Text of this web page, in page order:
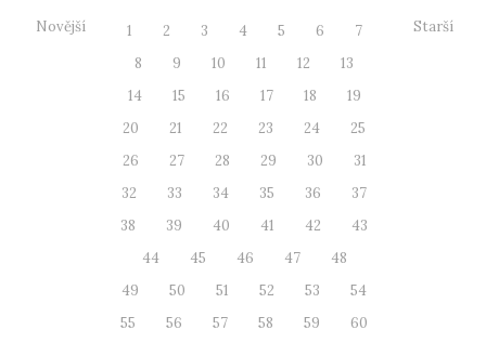
Novější 1 2 3 4 5 6
7
8
9 10 11 12
13
14
15 16 17 18
19
20
21 22 23 24
25
26
27 28 29 30
31
32
33 34 35 36
37
38
39 40 41 42
43
44
45 46 47
48
49
50 51 52 53
54
55
56 57 58 59
60
Starší